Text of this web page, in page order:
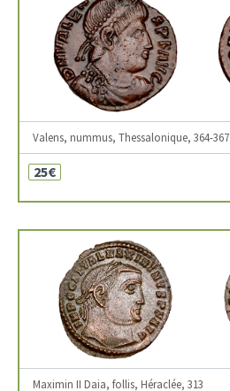
Valens, nummus, Thessalonique, 364-367
25€
Maximin II Daia, follis, Héraclée, 313